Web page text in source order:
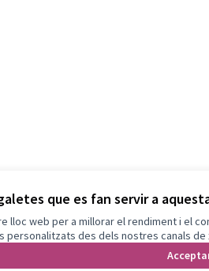
que es fan servir a
lloc web per a millorar el rendiment i el
personalitzats des dels nostres canals de